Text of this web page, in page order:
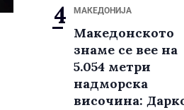
МАКЕДОНИЈА
Македонското
знаме се вее на
5.054 метри
надморска
височина: